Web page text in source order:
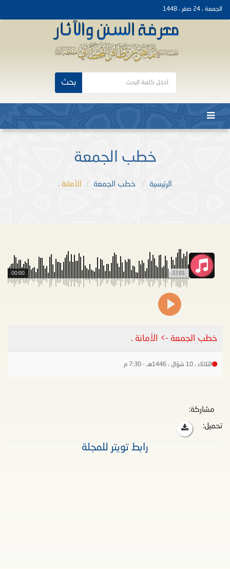
الجمعة ، 24 صفر ، 1448
بحث
خطب الجمعة
الرئيسية خطب الجمعة الأمانة .
22:01
00:00
خطب الجمعة -> الأمانة .
الثلاثاء ، 10 شوّال ، 1446هـ - 7:30 م
مشاركة:
تحميل:
رابط تويتر للمجلة